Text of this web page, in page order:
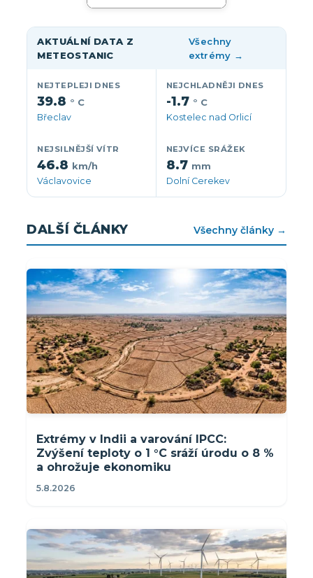
AKTUÁLNÍ DATA Z
METEOSTANIC
Všechny
extrémy →
NEJTEPLEJI DNES
39.8 ° C
Břeclav
NEJCHLADNĚJI DNES
-1.7 ° C
Kostelec nad Orlicí
NEJSILNĚJŠÍ VÍTR
46.8 km/h
Václavovice
NEJVÍCE SRÁŽEK
8.7 mm
Dolní Cerekev
DALŠÍ ČLÁNKY Všechny články →
Extrémy v Indii a varování IPCC:
Zvýšení teploty o 1 °C sráží úrodu o 8 %
a ohrožuje ekonomiku
5.8.2026